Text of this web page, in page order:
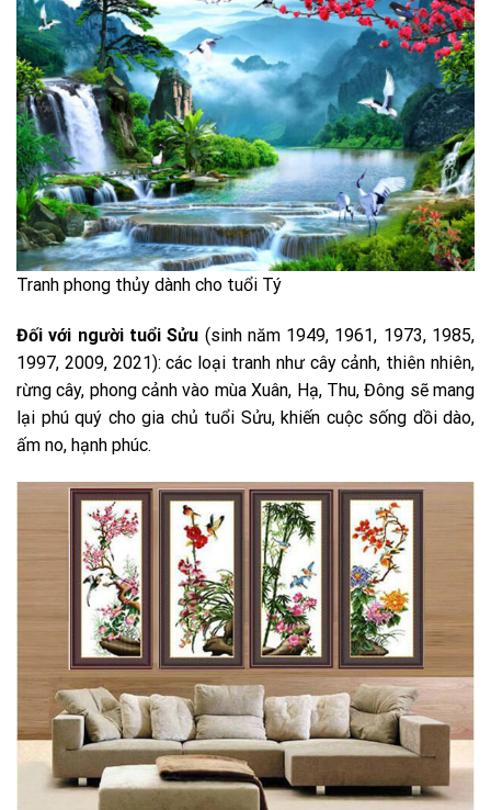
Tranh phong thủy dành cho tuổi Tý
Đối với người tuổi Sửu (sinh năm 1949, 1961, 1973, 1985,
1997, 2009, 2021): các loại tranh như cây cảnh, thiên nhiên,
rừng cây, phong cảnh vào mùa Xuân, Hạ, Thu, Đông sẽ mang
lại phú quý cho gia chủ tuổi Sửu, khiến cuộc sống dồi dào,
ấm no, hạnh phúc.